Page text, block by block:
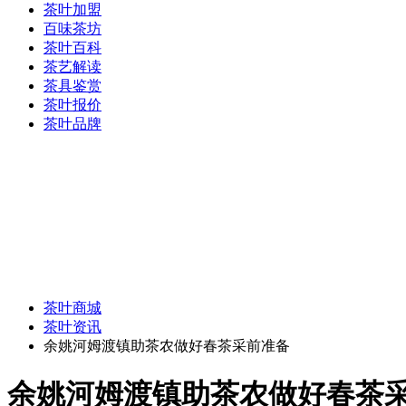
茶叶加盟
百味茶坊
茶叶百科
茶艺解读
茶具鉴赏
茶叶报价
茶叶品牌
茶叶商城
茶叶资讯
余姚河姆渡镇助茶农做好春茶采前准备
余姚河姆渡镇助茶农做好春茶